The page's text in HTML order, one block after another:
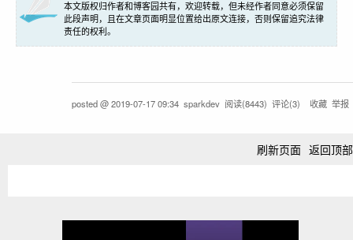
本文版权归作者和博客园共有，欢迎转载，但未经作者同意必须保留
此段声明，且在文章页面明显位置给出原文连接，否则保留追究法律
责任的权利。
posted @2019-07-17 09:34 sparkdev 阅读(8443) 评论(3) 收藏 举报
刷新页面 返回顶部